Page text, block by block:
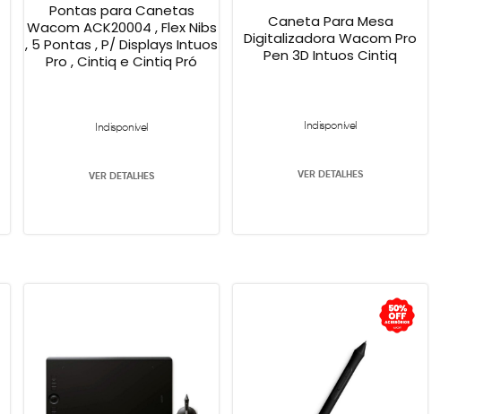
Pontas para Canetas
Wacom ACK20004 , Flex Nibs
, 5 Pontas , P/ Displays Intuos
Pro , Cintiq e Cintiq Pró
Indisponível
VER DETALHES
Caneta Para Mesa
Digitalizadora Wacom Pro
Pen 3D Intuos Cintiq
Indisponível
VER DETALHES